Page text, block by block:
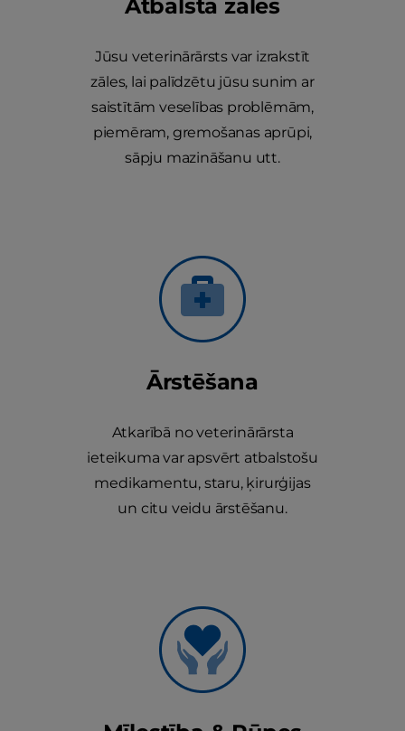
Atbalsta zāles
Jūsu veterinārārsts var izrakstīt
zāles, lai palīdzētu jūsu sunim ar
saistītām veselības problēmām,
piemēram, gremošanas aprūpi,
sāpju mazināšanu utt.
Ārstēšana
Atkarībā no veterinārārsta
ieteikuma var apsvērt atbalstošu
medikamentu, staru, ķirurģijas
un citu veidu ārstēšanu.